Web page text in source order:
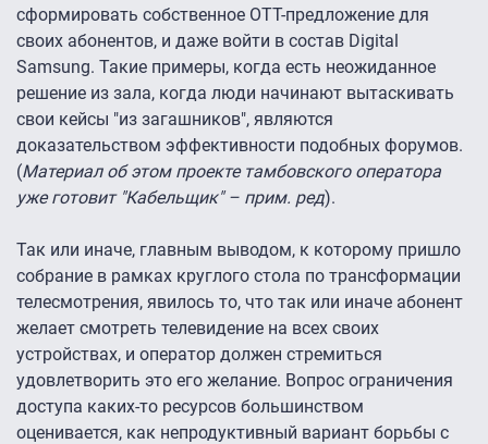
сформировать собственное ОТТ-предложение для
своих абонентов, и даже войти в состав Digital
Samsung. Такие примеры, когда есть неожиданное
решение из зала, когда люди начинают вытаскивать
свои кейсы "из загашников", являются
доказательством эффективности подобных форумов.
(Материал об этом проекте тамбовского оператора
уже готовит "Кабельщик" – прим. ред).
Так или иначе, главным выводом, к которому пришло
собрание в рамках круглого стола по трансформации
телесмотрения, явилось то, что так или иначе абонент
желает смотреть телевидение на всех своих
устройствах, и оператор должен стремиться
удовлетворить это его желание. Вопрос ограничения
доступа каких-то ресурсов большинством
оценивается, как непродуктивный вариант борьбы с